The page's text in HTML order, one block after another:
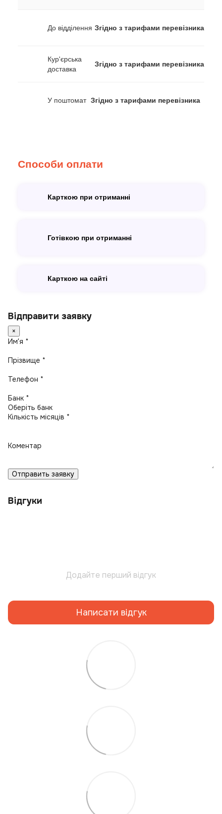
До відділення Згідно з тарифами перевізника
Кур'єрська
доставка
Згідно з тарифами перевізника
У поштомат Згідно з тарифами перевізника
Способи оплати
Карткою при отриманні
Готівкою при отриманні
Карткою на сайті
Відправити заявку
×
Имʼя *
Прізвище *
Телефон *
Банк *
Кількість місяців *
Коментар
Отправить заявку
Відгуки
Додайте перший відгук
Написати відгук